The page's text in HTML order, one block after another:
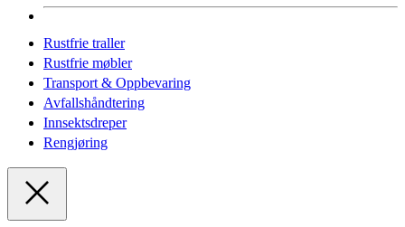
Rustfrie traller
Rustfrie møbler
Transport & Oppbevaring
Avfallshåndtering
Innsektsdreper
Rengjøring